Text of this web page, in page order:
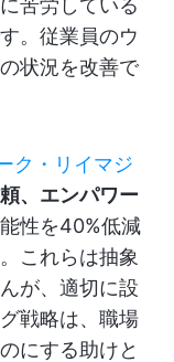
苦労している
。従業員のウ
状況を改善で
ク・リイマジ
、エンパワー
性を40%低減
これらは抽象
が、適切に設
戦略は、職場
にする助けと